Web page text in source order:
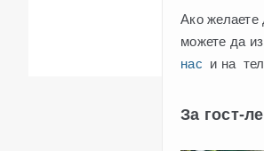
Ако желаете
можете да
нас и на
За гост-